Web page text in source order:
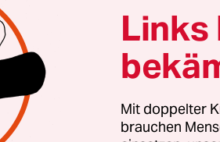
der Braunkohle
für den klimaschädlichen
sind die
Verdi im
Verlierer.
Links
Mit doppelter
brauchen